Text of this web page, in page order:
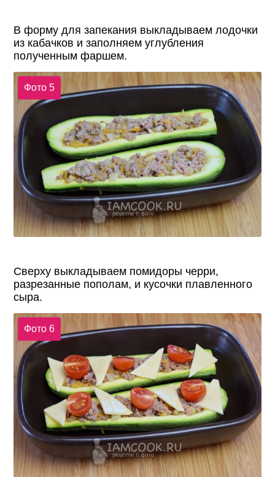
В форму для запекания выкладываем лодочки
из кабачков и заполняем углубления
полученным фаршем.
Фото 5
Сверху выкладываем помидоры черри,
разрезанные пополам, и кусочки плавленного
сыра.
Фото 6